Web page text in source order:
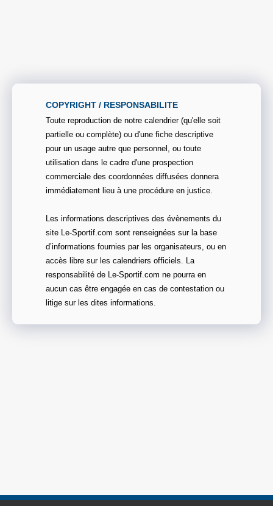
COPYRIGHT / RESPONSABILITE
Toute reproduction de notre calendrier (qu'elle soit
partielle ou complète) ou d'une fiche descriptive
pour un usage autre que personnel, ou toute
utilisation dans le cadre d'une prospection
commerciale des coordonnées diffusées donnera
immédiatement lieu à une procédure en justice.
Les informations descriptives des évènements du
site Le-Sportif.com sont renseignées sur la base
d’informations fournies par les organisateurs, ou en
accès libre sur les calendriers officiels. La
responsabilité de Le-Sportif.com ne pourra en
aucun cas être engagée en cas de contestation ou
litige sur les dites informations.